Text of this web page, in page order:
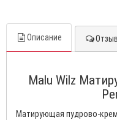
Описание
Malu Wilz
Матирующая пудрово-